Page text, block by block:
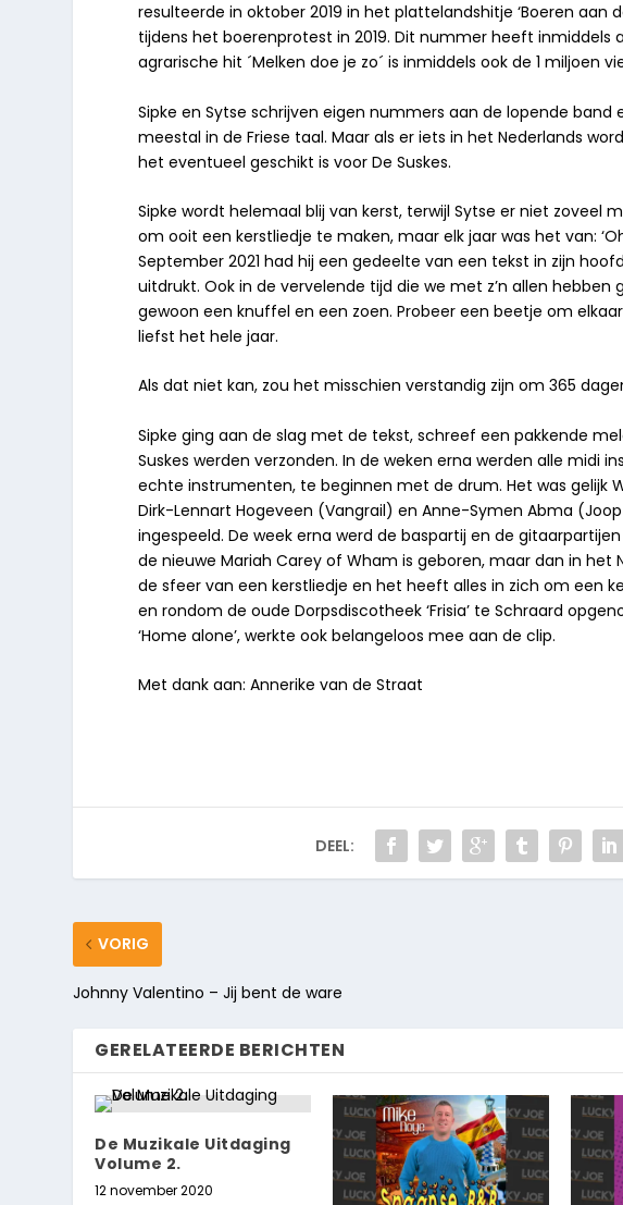
resulteerde in oktober 2019 in het plattelandshitje ‘Boeren aan
tijdens het boerenprotest in 2019. Dit nummer heeft inmiddels
agrarische hit ´Melken doe je zo´ is inmiddels ook de 1 miljoen
Sipke en Sytse schrijven eigen nummers aan de lopende
meestal in de Friese taal. Maar als er iets in het Nederlands
het eventueel geschikt is voor De Suskes.
Sipke wordt helemaal blij van kerst, terwijl Sytse er niet zoveel
om ooit een kerstliedje te maken, maar elk jaar was het van:
September 2021 had hij een gedeelte van een tekst in zijn
uitdrukt. Ook in de vervelende tijd die we met z’n allen
gewoon een knuffel en een zoen. Probeer een beetje om
liefst het hele jaar.
Als dat niet kan, zou het misschien verstandig zijn om 365
Sipke ging aan de slag met de tekst, schreef een pakkende
Suskes werden verzonden. In de weken erna werden alle midi
echte instrumenten, te beginnen met de drum. Het was gelijk
Dirk-Lennart Hogeveen (Vangrail) en Anne-Symen Abma
ingespeeld. De week erna werd de baspartij en de
de nieuwe Mariah Carey of Wham is geboren, maar dan in het
de sfeer van een kerstliedje en het heeft alles in zich om een
en rondom de oude Dorpsdiscotheek ‘Frisia’ te Schraard
‘Home alone’, werkte ook belangeloos mee aan de clip.
Met dank aan: Annerike van de Straat
DEEL:
VORIG
Johnny Valentino – Jij bent de ware
GERELATEERDE BERICHTEN
De Muzikale Uitdaging
Volume 2.
12 november 2020